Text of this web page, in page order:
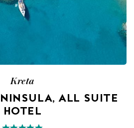
Kreta
ALL SUITE
HOTEL